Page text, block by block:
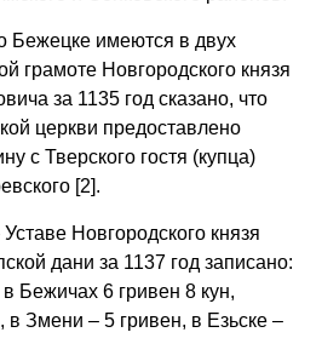
Бежецке имеются в двух
грамоте Новгородского князя
за 1135 год сказано, что
церкви предоставлено
с Тверского гостя (купца)
[2].
Новгородского князя
дани за 1137 год записано:
Бежичах 6 гривен 8 кун,
в Змени – 5 гривен, в Езьске –